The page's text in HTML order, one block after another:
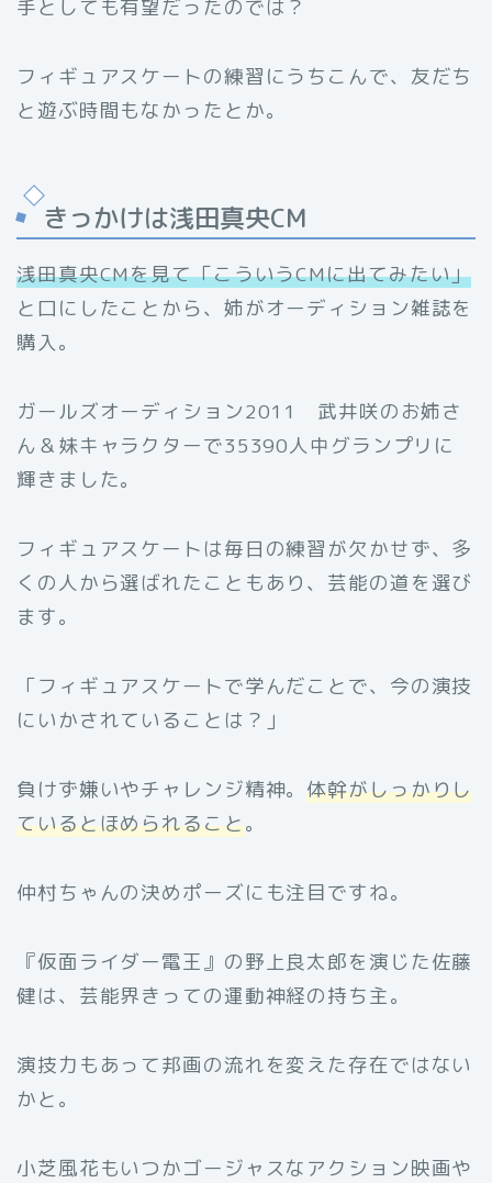
手としても有望だったのでは？
フィギュアスケートの練習にうちこんで、友だち
と遊ぶ時間もなかったとか。
きっかけは浅田真央CM
浅田真央CMを見て「こういうCMに出てみたい」
と口にしたことから、姉がオーディション雑誌を
購入。
ガールズオーディション2011 武井咲のお姉さ
ん＆妹キャラクターで35390人中グランプリに
輝きました。
フィギュアスケートは毎日の練習が欠かせず、多
くの人から選ばれたこともあり、芸能の道を選び
ます。
「フィギュアスケートで学んだことで、今の演技
にいかされていることは？」
負けず嫌いやチャレンジ精神。体幹がしっかりし
ているとほめられること。
仲村ちゃんの決めポーズにも注目ですね。
『仮面ライダー電王』の野上良太郎を演じた佐藤
健は、芸能界きっての運動神経の持ち主。
演技力もあって邦画の流れを変えた存在ではない
かと。
小芝風花もいつかゴージャスなアクション映画や